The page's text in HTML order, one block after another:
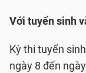
Với tuyển sinh
Kỳ thi tuyển
ngày 8 đến